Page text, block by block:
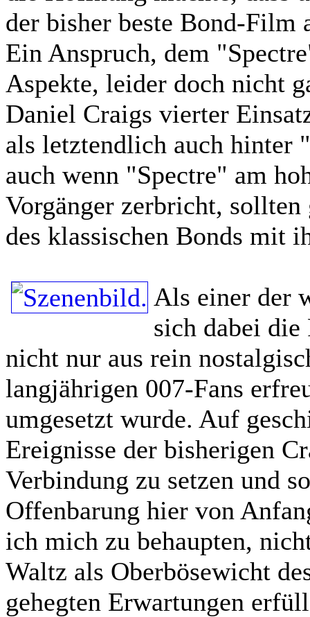
der bisher beste Bond-Film
Ein Anspruch, dem
Aspekte, leider doch nicht
Daniel Craigs vierter
als letztendlich auch hinter
auch wenn "Spectre" am
Vorgänger zerbricht, sollten
des klassischen Bonds mit
Als einer der
sich dabei
nicht nur aus rein
langjährigen 007-Fans
umgesetzt wurde. Auf
Ereignisse der bisherigen
Verbindung zu setzen und
Offenbarung hier von
ich mich zu behaupten,
Waltz als Oberbösewicht
gehegten Erwartungen